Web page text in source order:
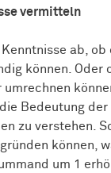
vermitteln
ab,
können.
Bedeutung
zu verstehen.
können,
um 1